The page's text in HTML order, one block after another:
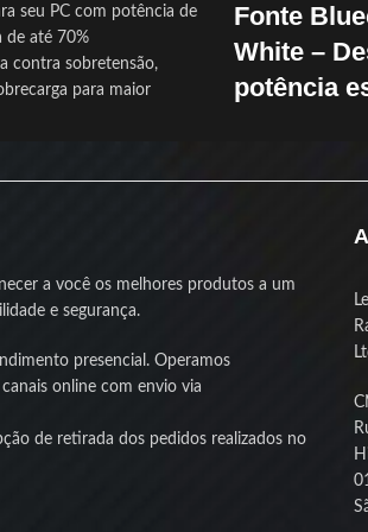
seu PC com potência de
de até 70%
contra sobretensão,
para maior
de ar no gabinete
nota fiscal e garantia para
Fonte
White –
potência
elegante e
Com
fonte garante
e seguro para
sobrecarga e
segurança e
O destaque visual
a você os melhores produtos a um
e segurança.
presencial. Operamos
online com envio via
de retirada dos pedidos realizados no